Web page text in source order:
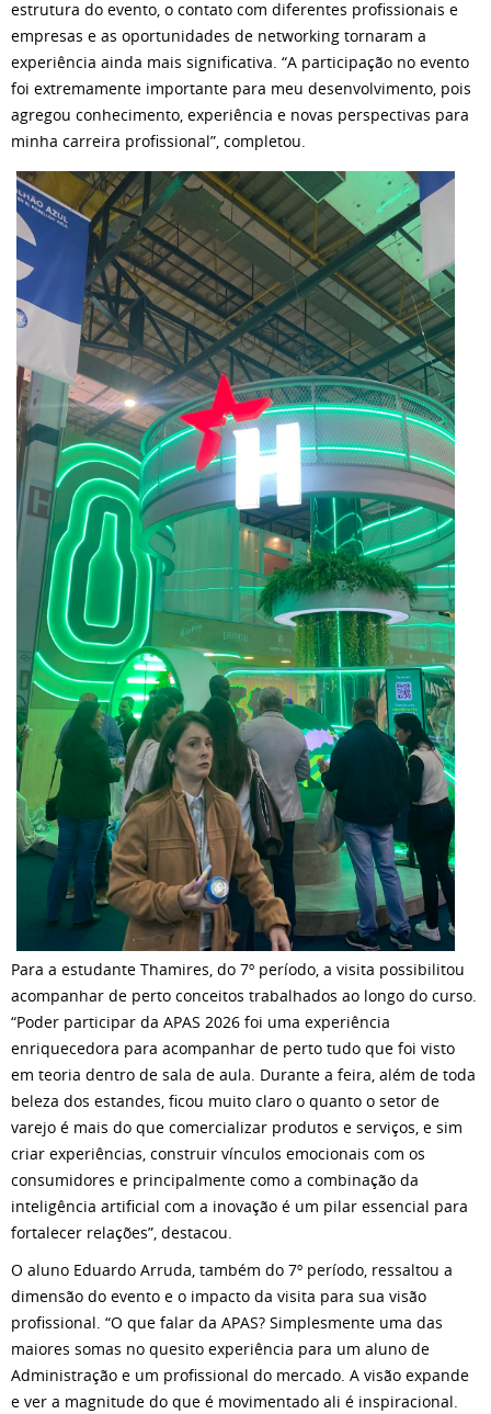
estrutura do evento, o contato com diferentes profissionais e
empresas e as oportunidades de networking tornaram a
experiência ainda mais significativa. “A participação no evento
foi extremamente importante para meu desenvolvimento, pois
agregou conhecimento, experiência e novas perspectivas para
minha carreira profissional”, completou.
Para a estudante Thamires, do 7º período, a visita possibilitou
acompanhar de perto conceitos trabalhados ao longo do curso.
“Poder participar da APAS 2026 foi uma experiência
enriquecedora para acompanhar de perto tudo que foi visto
em teoria dentro de sala de aula. Durante a feira, além de toda
beleza dos estandes, ficou muito claro o quanto o setor de
varejo é mais do que comercializar produtos e serviços, e sim
criar experiências, construir vínculos emocionais com os
consumidores e principalmente como a combinação da
inteligência artificial com a inovação é um pilar essencial para
fortalecer relações”, destacou.
O aluno Eduardo Arruda, também do 7º período, ressaltou a
dimensão do evento e o impacto da visita para sua visão
profissional. “O que falar da APAS? Simplesmente uma das
maiores somas no quesito experiência para um aluno de
Administração e um profissional do mercado. A visão expande
e ver a magnitude do que é movimentado ali é inspiracional.